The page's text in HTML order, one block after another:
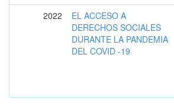
2022
EL ACCESO A
DERECHOS SOCIALES
DURANTE LA PANDEMIA
DEL COVID -19